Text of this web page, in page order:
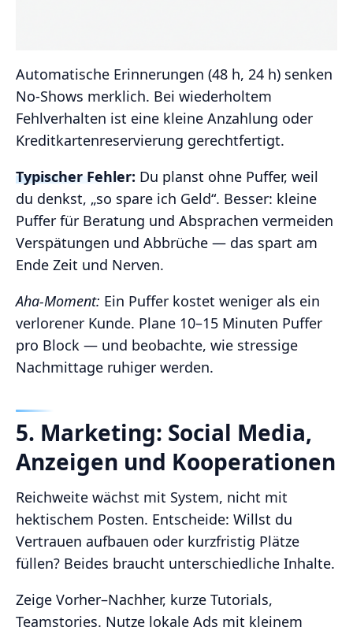
Automatische Erinnerungen (48 h, 24 h) senken
No‑Shows merklich. Bei wiederholtem
Fehlverhalten ist eine kleine Anzahlung oder
Kreditkartenreservierung gerechtfertigt.
Typischer Fehler: Du planst ohne Puffer, weil
du denkst, „so spare ich Geld“. Besser: kleine
Puffer für Beratung und Absprachen vermeiden
Verspätungen und Abbrüche — das spart am
Ende Zeit und Nerven.
Aha‑Moment: Ein Puffer kostet weniger als ein
verlorener Kunde. Plane 10–15 Minuten Puffer
pro Block — und beobachte, wie stressige
Nachmittage ruhiger werden.
5. Marketing: Social Media,
Anzeigen und Kooperationen
Reichweite wächst mit System, nicht mit
hektischem Posten. Entscheide: Willst du
Vertrauen aufbauen oder kurzfristig Plätze
füllen? Beides braucht unterschiedliche Inhalte.
Zeige Vorher–Nachher, kurze Tutorials,
Teamstories. Nutze lokale Ads mit kleinem